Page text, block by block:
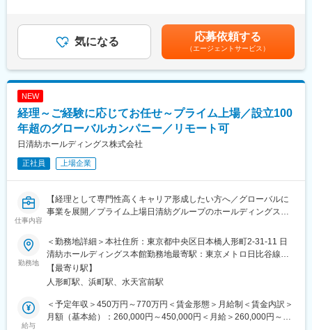
「製造」「品質保証」に至るまでの全工程を社内で一貫して整備
する総合メーカーです。
◎生成AIの普及、データセンターの拡張、自動運転技術の進化な
どに伴い、電子機器の心臓部である高性能プリント基板の需要が
世界中で急増しています。そのため、当社でも需要の拡大に伴
◎会社の成長を実現するために、既存事業および新規事業への投
資の最適化を図り、その効果を定量的・定性的に検証しながら、
経営資源の戦略的配分を通じて事業成長を牽引する役割を担って
おります。
◎また、会社の成長実現に向けて、新規事業や戦略投資の効果を
大きいポジションです。
・予実管理
■業務詳細：
・全社予算のとりまとめ（差異分析、各部門予算の全社予算集
計、資料策定）
明）
・各事業部・製造部門とのスケジュール及び業務調整等
■魅力：
・上記業務に限らず、課内ローテーションにより資産管理、開
示、監査対応など経理業務を幅広く経験することで、社内の動き
をダイレクトに感じながら会社に貢献すること、自らも経理業務
のスキルアップを図ることが実現できます。
ています。GW・夏季・年末年始は各9日前後の連休があり、ワー
クライフバランスを保ちながら就業が可能です。残業は月平均30
時間程度です。
職場の特性に合わせたOJT等による専門教育の他、各階層に応じ
た下記の階層別教育の制度があります。
詳細は年齢・経験により当社規定により決定します。■昇給：年1
回（4月）※2025年度平均昇給額16,600円■賞与：年2回（6月、12
月）※2025年度実績4.56ヶ月賃金はあくまでも目安の金額であ
り、選考を通じて上下する可能性があります。月給(月額)は固定手
当を含めた表記です。
気になる 応募依頼する
（エージェントサービス）
NEW
経理～ご経験に応じてお任せ～プライム上場／設立100
年超のグローバルカンパニー／リモート可
日清紡ホールディングス株式会社
正社員 上場企業
仕事内容
【経理として専門性高くキャリア形成したい方へ／グローバルに
事業を展開／プライム上場日清紡グループのホールディングス企
■職務内容
本社の財務経理室において、適性やスキルに応じて財務・決算・
税務・債権債務といった業務をお任せいたします。また、連結決
算や国際税務などレベルの高い業務に携わって頂く可能性もござ
います。ローテーションを通じて広く業務をご経験頂き、財務経
理のスペシャリストを目指していただけます。
勤務地
＜勤務地詳細＞本社住所：東京都中央区日本橋人形町2-31-11 日
清紡ホールディングス本館勤務地最寄駅：東京メトロ日比谷線／
人形町駅受動喫煙対策：屋内全面禁煙変更の範囲：会社の定める
事業所
【最寄り駅】
人形町駅、浜町駅、水天宮前駅
給与
＜予定年収＞450万円～770万円＜賃金形態＞月給制＜賃金内訳＞
月額（基本給）：260,000円～450,000円＜月給＞260,000円～